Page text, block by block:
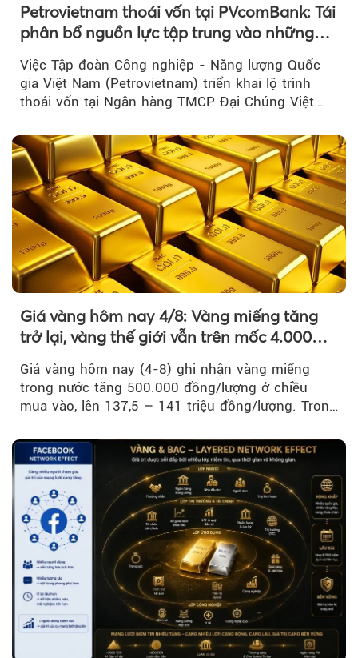
Petrovietnam thoái vốn tại PVcomBank: Tái
phân bổ nguồn lực tập trung vào những
Việc Tập đoàn Công nghiệp - Năng lượng Quốc
gia Việt Nam (Petrovietnam) triển khai lộ trình
thoái vốn tại Ngân hàng TMCP Đại Chúng Việt
Giá vàng hôm nay 4/8: Vàng miếng tăng
trở lại, vàng thế giới vẫn trên mốc 4.000
Giá vàng hôm nay (4-8) ghi nhận vàng miếng
trong nước tăng 500.000 đồng/lượng ở chiều
mua vào, lên 137,5 – 141 triệu đồng/lượng. Trong
trì trên ngưỡng 4.000 USD/ounce.